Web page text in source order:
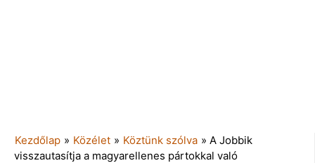
Kezdőlap » Közélet » Köztünk szólva » A Jobbik
visszautasítja a magyarellenes pártokkal való